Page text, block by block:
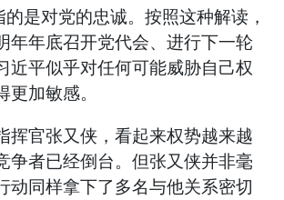
的是对党的忠诚。按照这种解读，
年年底召开党代会、进行下一轮
近平似乎对任何可能威胁自己权
加敏感。
挥官张又侠，看起来权势越来越
争者已经倒台。但张又侠并非毫
动同样拿下了多名与他关系密切